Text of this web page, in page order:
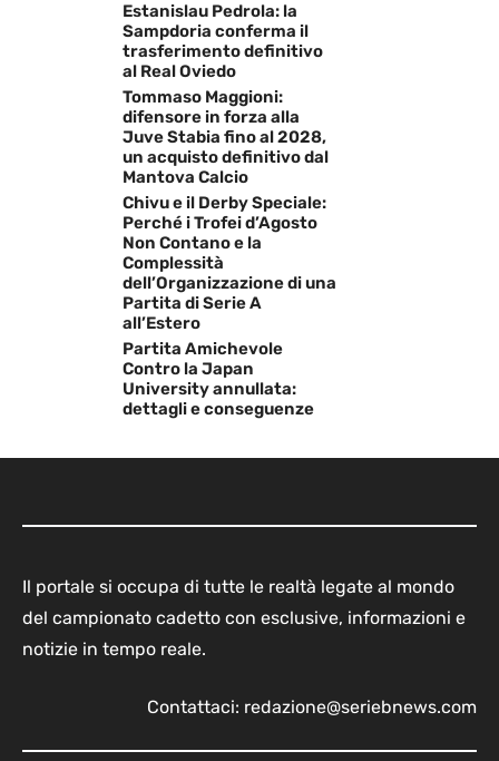
Estanislau Pedrola: la
Sampdoria conferma il
trasferimento definitivo
al Real Oviedo
Tommaso Maggioni:
difensore in forza alla
Juve Stabia fino al 2028,
un acquisto definitivo dal
Mantova Calcio
Chivu e il Derby Speciale:
Perché i Trofei d’Agosto
Non Contano e la
Complessità
dell’Organizzazione di una
Partita di Serie A
all’Estero
Partita Amichevole
Contro la Japan
University annullata:
dettagli e conseguenze
Il portale si occupa di tutte le realtà legate al mondo
del campionato cadetto con esclusive, informazioni e
notizie in tempo reale.
Contattaci: redazione@seriebnews.com